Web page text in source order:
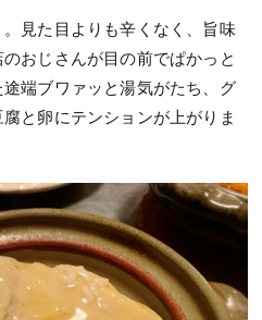
見た目よりも辛くなく、旨味
おじさんが目の前でぱかっと
端ブワァッと湯気がたち、グ
と卵にテンションが上がりま